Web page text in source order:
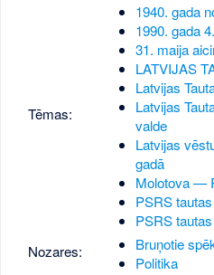
Tēmas:
1940. gada
1990. gada
31. maija
LATVIJAS
Latvijas
Latvijas
valde
Latvijas
gadā
Molotova —
PSRS
PSRS
Nozares:
Bruņotie
Politika